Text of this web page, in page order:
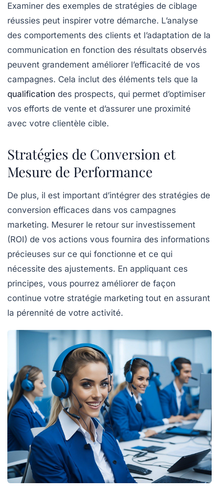
Examiner des exemples de stratégies de ciblage
réussies peut inspirer votre démarche. L’analyse
des comportements des clients et l’adaptation de la
communication en fonction des résultats observés
peuvent grandement améliorer l’efficacité de vos
campagnes. Cela inclut des éléments tels que la
qualification des prospects, qui permet d’optimiser
vos efforts de vente et d’assurer une proximité
avec votre clientèle cible.
Stratégies de Conversion et
Mesure de Performance
De plus, il est important d’intégrer des stratégies de
conversion efficaces dans vos campagnes
marketing. Mesurer le retour sur investissement
(ROI) de vos actions vous fournira des informations
précieuses sur ce qui fonctionne et ce qui
nécessite des ajustements. En appliquant ces
principes, vous pourrez améliorer de façon
continue votre stratégie marketing tout en assurant
la pérennité de votre activité.